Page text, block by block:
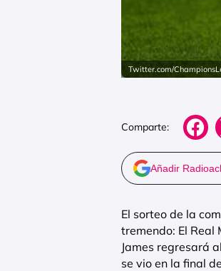
Twitter.com/
Comparte:
Añadir
El sorteo de la
tremendo: El Real
James regresará
se vio en la final